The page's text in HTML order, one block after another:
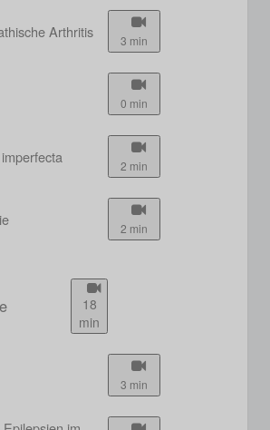
Arthritis 3 min
0 min
2 min
2 min
18
min
3 min